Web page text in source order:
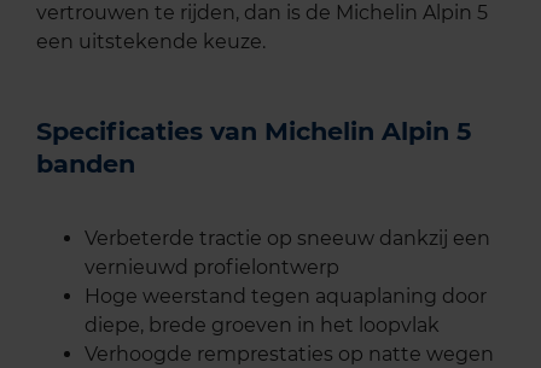
vertrouwen te rijden, dan is de Michelin Alpin 5
een uitstekende keuze.
Specificaties van Michelin Alpin 5
banden
Verbeterde tractie op sneeuw dankzij een
vernieuwd profielontwerp
Hoge weerstand tegen aquaplaning door
diepe, brede groeven in het loopvlak
Verhoogde remprestaties op natte wegen